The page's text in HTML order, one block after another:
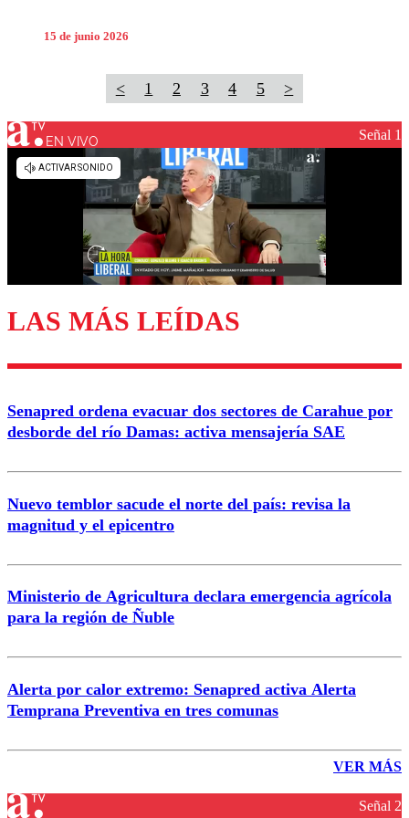
15 de junio 2026
< 1 2 3 4 5 >
EN VIVO Señal 1
LAS MÁS LEÍDAS
Senapred ordena evacuar dos sectores de Carahue por
desborde del río Damas: activa mensajería SAE
Nuevo temblor sacude el norte del país: revisa la
magnitud y el epicentro
Ministerio de Agricultura declara emergencia agrícola
para la región de Ñuble
Alerta por calor extremo: Senapred activa Alerta
Temprana Preventiva en tres comunas
VER MÁS
Señal 2